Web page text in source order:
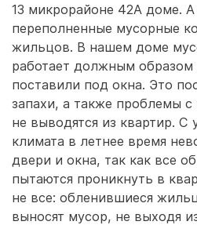
13 микрорайоне 42А доме.
переполненные мусорные
жильцов. В нашем доме
работает должным образом
поставили под окна. Это
запахи, а также проблемы
не выводятся из квартир. С
климата в летнее время
двери и окна, так как все
пытаются проникнуть в
не все: обленившиеся
выносят мусор, не выходя